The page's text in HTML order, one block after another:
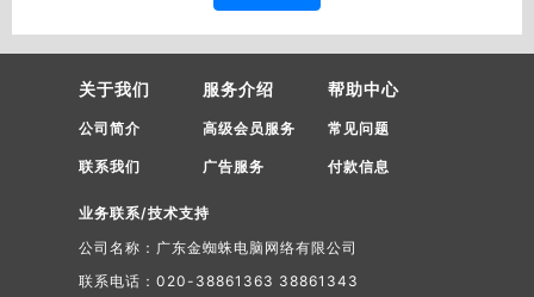
关于我们
公司简介
联系我们
服务介绍
高级会员服务
广告服务
帮助中心
常见问题
付款信息
业务联系/技术支持
公司名称：广东金蜘蛛电脑网络有限公司
联系电话：020-38861363 38861343